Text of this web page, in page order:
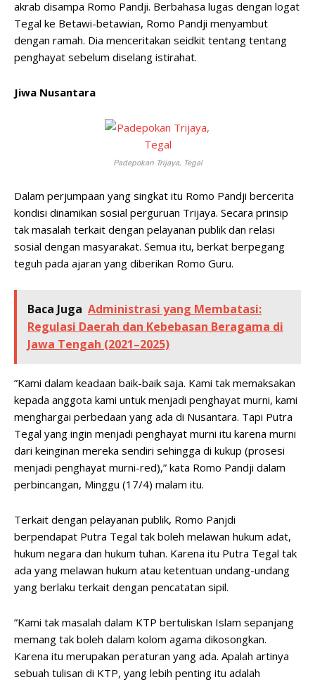
akrab disampa Romo Pandji. Berbahasa lugas dengan logat
Tegal ke Betawi-betawian, Romo Pandji menyambut
dengan ramah. Dia menceritakan seidkit tentang tentang
penghayat sebelum diselang istirahat.
Jiwa Nusantara
Padepokan Trijaya, Tegal
Dalam perjumpaan yang singkat itu Romo Pandji bercerita
kondisi dinamikan sosial perguruan Trijaya. Secara prinsip
tak masalah terkait dengan pelayanan publik dan relasi
sosial dengan masyarakat. Semua itu, berkat berpegang
teguh pada ajaran yang diberikan Romo Guru.
Baca Juga Administrasi yang Membatasi:
Regulasi Daerah dan Kebebasan Beragama di
Jawa Tengah (2021–2025)
”Kami dalam keadaan baik-baik saja. Kami tak memaksakan
kepada anggota kami untuk menjadi penghayat murni, kami
menghargai perbedaan yang ada di Nusantara. Tapi Putra
Tegal yang ingin menjadi penghayat murni itu karena murni
dari keinginan mereka sendiri sehingga di kukup (prosesi
menjadi penghayat murni-red),” kata Romo Pandji dalam
perbincangan, Minggu (17/4) malam itu.
Terkait dengan pelayanan publik, Romo Panjdi
berpendapat Putra Tegal tak boleh melawan hukum adat,
hukum negara dan hukum tuhan. Karena itu Putra Tegal tak
ada yang melawan hukum atau ketentuan undang-undang
yang berlaku terkait dengan pencatatan sipil.
”Kami tak masalah dalam KTP bertuliskan Islam sepanjang
memang tak boleh dalam kolom agama dikosongkan.
Karena itu merupakan peraturan yang ada. Apalah artinya
sebuah tulisan di KTP, yang lebih penting itu adalah